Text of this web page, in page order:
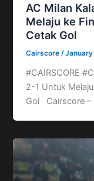
AC Milan
Melaju ke
Cetak Gol
Cairscore /
#CAIRSCORE
2-1 Untuk
Gol Cairscore –